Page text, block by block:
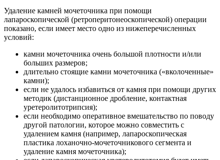
Удаление камней мочеточника при помощи
лапароскопической (ретроперитонеоскопической) операции
показано, если имеет место одно из нижеперечисленных
условий:
камни мочеточника очень большой плотности и/или
больших размеров;
длительно стоящие камни мочеточника («вколоченные»
камни);
если не удалось избавиться от камня при помощи других
методик (дистанционное дробление, контактная
уретеролитотрипсия);
если необходимо оперативное вмешательство по поводу
другой патологии, которое можно совместить с
удалением камня (например, лапароскопическая
пластика лоханочно-мочеточникового сегмента и
удаление камня мочеточника);